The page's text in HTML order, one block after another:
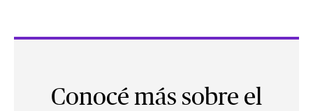
Conocé más sobre el